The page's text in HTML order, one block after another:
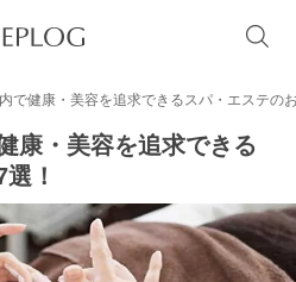
内で健康・美容を追求できるスパ・エステの
康・美容を追求できる
！